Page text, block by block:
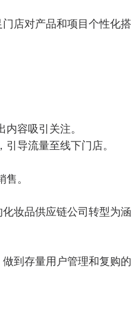
店对产品和项目个性化搭
容吸引关注。
导流量至线下门店。
。
妆品供应链公司转型为涵
到存量用户管理和复购的